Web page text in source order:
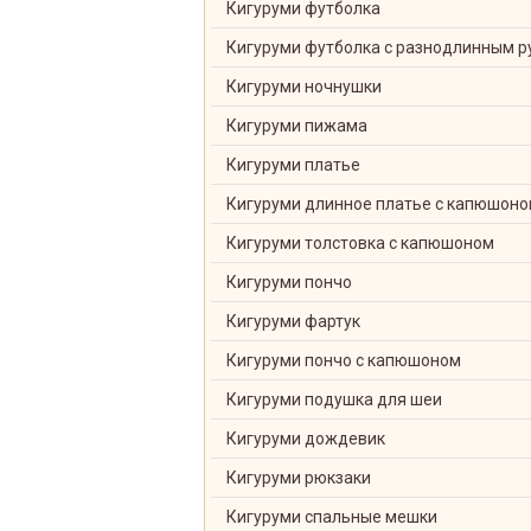
Кигуруми футболка
Кигуруми футболка с разнодлинным
Кигуруми ночнушки
Кигуруми пижама
Кигуруми платье
Кигуруми длинное платье с
Кигуруми толстовка с капюшоном
Кигуруми пончо
Кигуруми фартук
Кигуруми пончо с капюшоном
Кигуруми подушка для шеи
Кигуруми дождевик
Кигуруми рюкзаки
Кигуруми спальные мешки